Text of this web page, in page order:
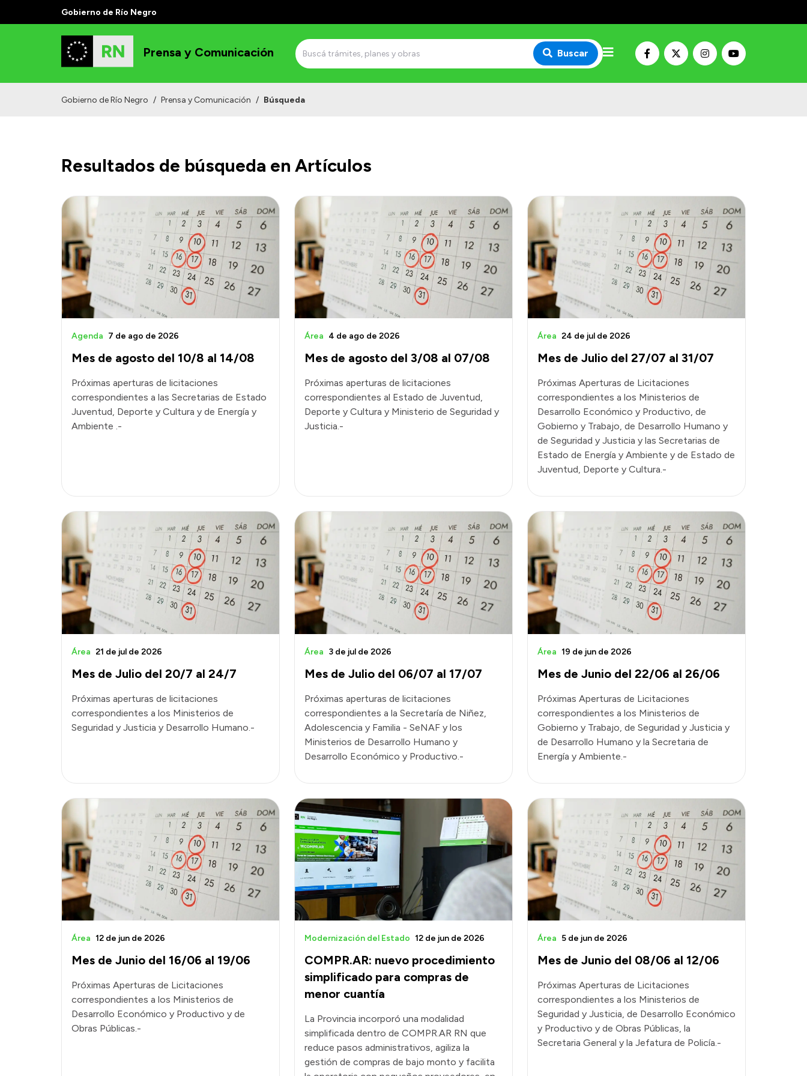
Gobierno de Río Negro
Prensa y Comunicación Buscar
Gobierno de Río Negro / Prensa y Comunicación / Búsqueda
Resultados de búsqueda en Artículos
Mes de agosto del 10/8 al 14/08
Agenda 7 de ago de 2026
Próximas aperturas de licitaciones
correspondientes a las Secretarias de Estado
Juventud, Deporte y Cultura y de Energía y
Ambiente .-
Mes de agosto del 3/08 al 07/08
Área 4 de ago de 2026
Próximas aperturas de licitaciones
correspondientes al Estado de Juventud,
Deporte y Cultura y Ministerio de Seguridad y
Justicia.-
Mes de Julio del 27/07 al 31/07
Área 24 de jul de 2026
Próximas Aperturas de Licitaciones
correspondientes a los Ministerios de
Desarrollo Económico y Productivo, de
Gobierno y Trabajo, de Desarrollo Humano y
de Seguridad y Justicia y las Secretarias de
Estado de Energía y Ambiente y de Estado de
Juventud, Deporte y Cultura.-
Mes de Julio del 20/7 al 24/7
Área 21 de jul de 2026
Próximas aperturas de licitaciones
correspondientes a los Ministerios de
Seguridad y Justicia y Desarrollo Humano.-
Mes de Julio del 06/07 al 17/07
Área 3 de jul de 2026
Próximas aperturas de licitaciones
correspondientes a la Secretaría de Niñez,
Adolescencia y Familia - SeNAF y los
Ministerios de Desarrollo Humano y
Desarrollo Económico y Productivo.-
Mes de Junio del 22/06 al 26/06
Área 19 de jun de 2026
Próximas Aperturas de Licitaciones
correspondientes a los Ministerios de
Gobierno y Trabajo, de Seguridad y Justicia y
de Desarrollo Humano y la Secretaria de
Energía y Ambiente.-
Mes de Junio del 16/06 al 19/06
Área 12 de jun de 2026
Próximas Aperturas de Licitaciones
correspondientes a los Ministerios de
Desarrollo Económico y Productivo y de
Obras Públicas.-
COMPR.AR: nuevo procedimiento
simplificado para compras de
menor cuantía
Modernización del Estado 12 de jun de 2026
La Provincia incorporó una modalidad
simplificada dentro de COMPR.AR RN que
reduce pasos administrativos, agiliza la
gestión de compras de bajo monto y facilita
Mes de Junio del 08/06 al 12/06
Área 5 de jun de 2026
Próximas Aperturas de Licitaciones
correspondientes a los Ministerios de
Seguridad y Justicia, de Desarrollo Económico
y Productivo y de Obras Públicas, la
Secretaria General y la Jefatura de Policía.-